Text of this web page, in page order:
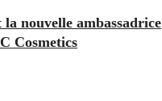
nouvelle ambassadrice
Cosmetics